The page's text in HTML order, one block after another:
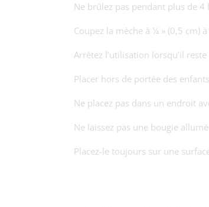
Ne brûlez pas pendant plus de 4
Coupez la mèche à ¼ » (0,5 cm)
Arrêtez l’utilisation lorsqu’il
Placer hors de portée des
Ne placez pas dans un endroit
Ne laissez pas une bougie
Placez-le toujours sur une